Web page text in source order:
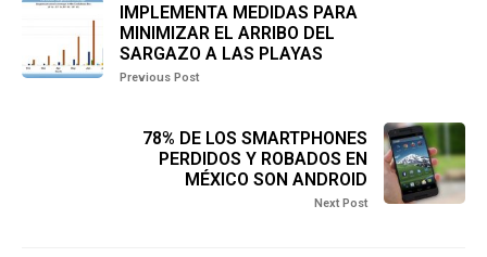
IMPLEMENTA MEDIDAS PARA
MINIMIZAR EL ARRIBO DEL
SARGAZO A LAS PLAYAS
Previous Post
78% DE LOS SMARTPHONES
PERDIDOS Y ROBADOS EN
MÉXICO SON ANDROID
Next Post